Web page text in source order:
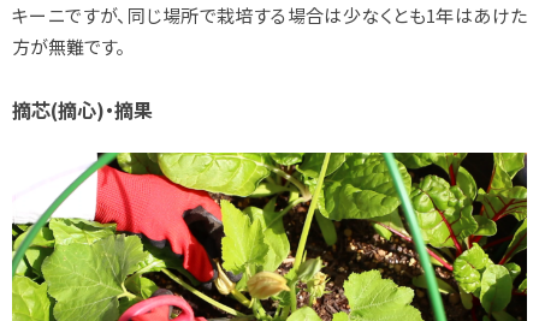
キーニですが、同じ場所で栽培する場合は少なくとも1年はあけた
方が無難です。
摘芯(摘心)・摘果